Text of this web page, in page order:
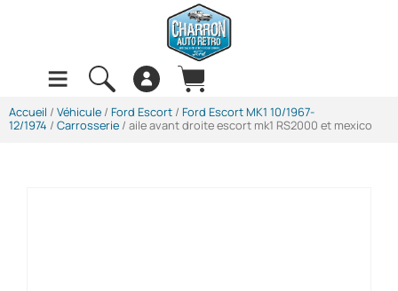
Accueil / Véhicule / Ford Escort / Ford Escort MK1 10/1967-
12/1974 / Carrosserie / aile avant droite escort mk1 RS2000 et mexico